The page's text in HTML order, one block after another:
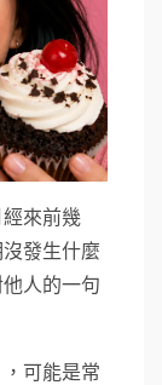
來前幾
發生什麼
人的一句
可能是常